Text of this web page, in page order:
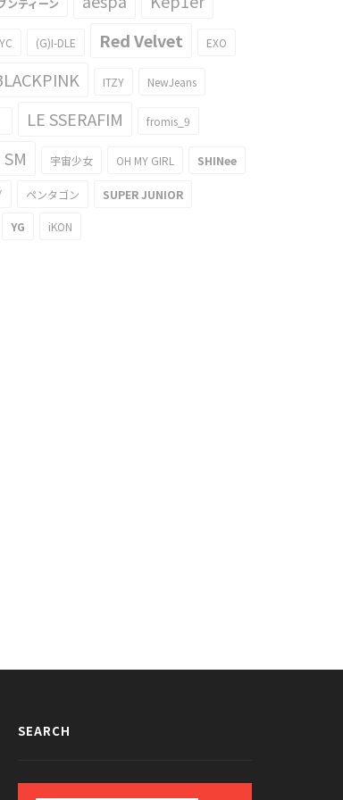
ンティーン
(G)I-DLE Red Velvet EXO
ITZY NewJeans
LE SSERAFIM fromis_9
SM 宇宙少女 OH MY GIRL SHINee
ペンタゴン SUPER JUNIOR
YG iKON
SEARCH